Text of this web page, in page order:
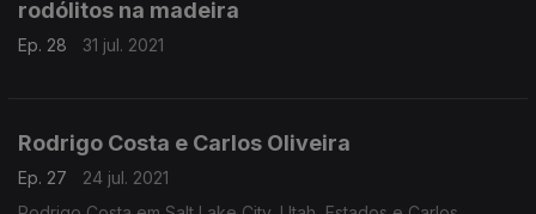
rodólitos na madeira
Ep. 28 31 jul. 2021
Rodrigo Costa e Carlos Oliveira
Ep. 27
24 jul. 2021